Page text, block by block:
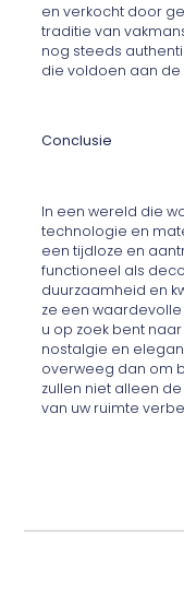
en verkocht door
traditie van
nog steeds
die voldoen aan
Conclusie
In een wereld die
technologie en
een tijdloze en
functioneel als
duurzaamheid en
ze een waardevolle
u op zoek bent
nostalgie en
overweeg dan om
zullen niet alleen
van uw ruimte